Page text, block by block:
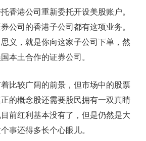
香港公司重新委托开设美股账户。
公司的香港子公司都有这项业务。
义，就是你向这家子公司下单，然
本土合作的证券公司。
比较广阔的前景，但市场中的股票
的概念股还需要股民拥有一双真睛
前红利基本没有了，但是仍然是大
事还得多长个心眼儿。